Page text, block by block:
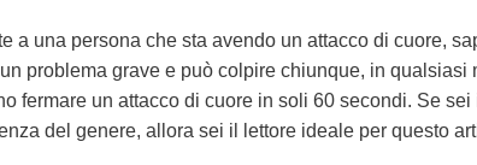
a una persona che sta avendo un attacco di cuore,
un problema grave e può colpire chiunque, in
fermare un attacco di cuore in soli 60 secondi. Se
del genere, allora sei il lettore ideale per questo